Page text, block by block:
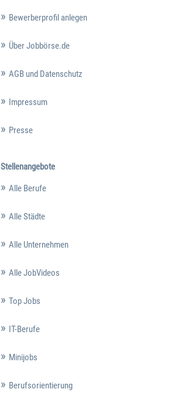
Bewerberprofil anlegen
Über Jobbörse.de
AGB und Datenschutz
Impressum
Presse
Stellenangebote
Alle Berufe
Alle Städte
Alle Unternehmen
Alle JobVideos
Top Jobs
IT-Berufe
Minijobs
Berufsorientierung